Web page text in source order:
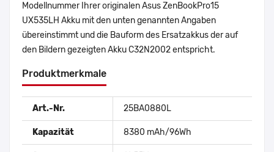
Modellnummer Ihrer originalen Asus ZenBookPro15
UX535LH Akku mit den unten genannten Angaben
übereinstimmt und die Bauform des Ersatzakkus der auf
den Bildern gezeigten Akku C32N2002 entspricht.
Produktmerkmale
Art.-Nr. 25BA0880L
Kapazität 8380 mAh/96Wh